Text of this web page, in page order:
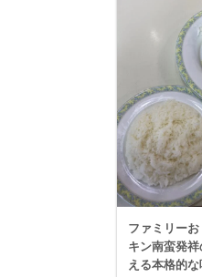
ファミリー
キン南蛮発
える本格的な